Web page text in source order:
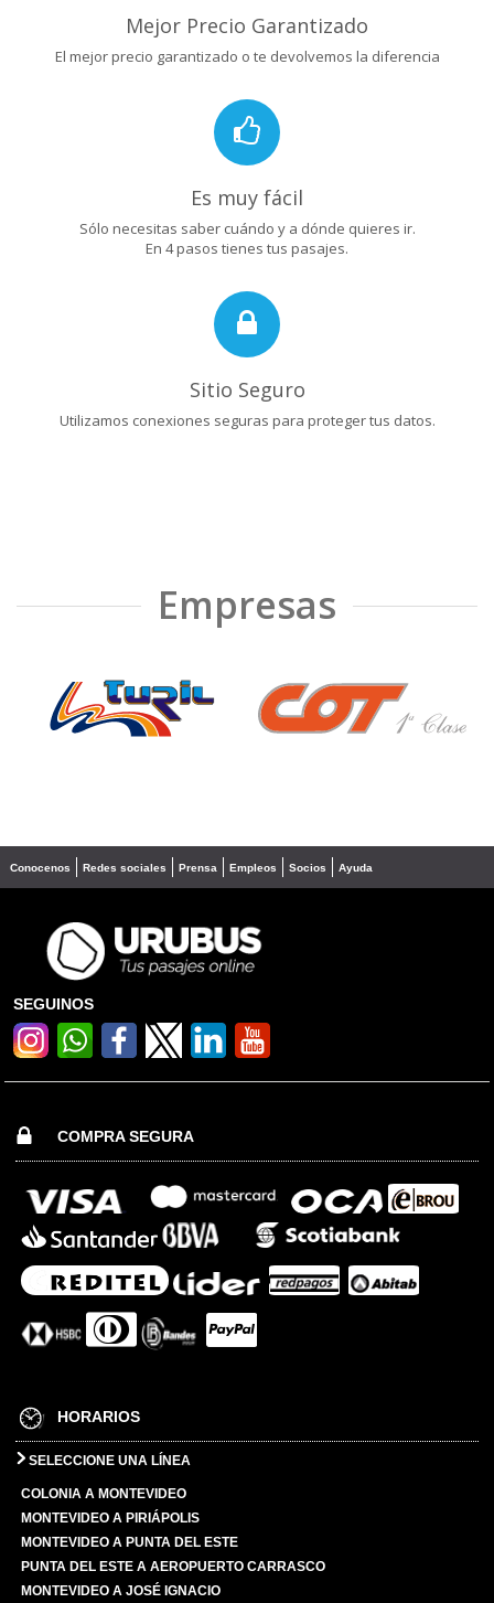
Mejor Precio Garantizado
El mejor precio garantizado o te devolvemos la diferencia
Es muy fácil
Sólo necesitas saber cuándo y a dónde quieres ir.
En 4 pasos tienes tus pasajes.
Sitio Seguro
Utilizamos conexiones seguras para proteger tus datos.
Empresas
❮ ❯
Conocenos Redes sociales Prensa Empleos Socios Ayuda
SEGUINOS
COMPRA SEGURA
HORARIOS
SELECCIONE UNA LÍNEA
COLONIA A MONTEVIDEO
MONTEVIDEO A PIRIÁPOLIS
MONTEVIDEO A PUNTA DEL ESTE
PUNTA DEL ESTE A AEROPUERTO CARRASCO
MONTEVIDEO A JOSÉ IGNACIO